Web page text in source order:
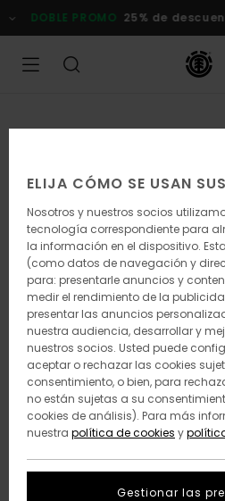
la
DOBLE PROMO 25% de
ELIJA CÓMO SE USAN
Nosotros y nuestros socios
tecnología correspondiente para
la información en el dispositivo.
(como datos de navegación y
para: presentarle anuncios y
medir el rendimiento de la
presentar las anuncios
nuestra audiencia, desarrollar y
nuestros socios. Usted puede
aceptar o rechazar las cookies
consentimiento, o bien, para
no están sujetas a su
cookies de análisis). Para más
nuestra política de cookies y
Gestionar las